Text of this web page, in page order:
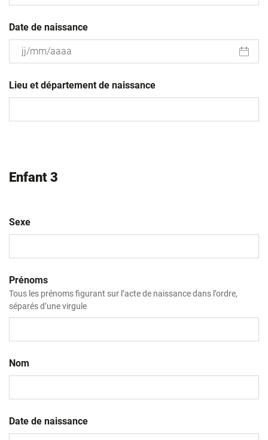
Date de naissance
slash
MM
Lieu et département de naissance
Enfant 3
Sexe
Prénoms
Tous les prénoms figurant sur l’acte de naissance dans l’ordre,
séparés d’une virgule
Nom
Date de naissance